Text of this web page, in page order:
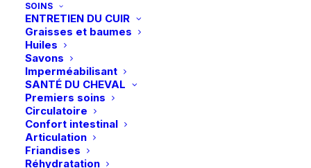
SOINS
ENTRETIEN DU CUIR
Graisses et baumes
Huiles
Savons
Imperméabilisant
SANTÉ DU CHEVAL
Premiers soins
Circulatoire
Confort intestinal
Articulation
Friandises
Réhydratation